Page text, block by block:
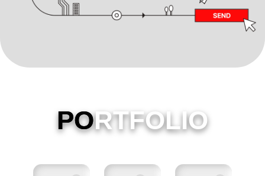
PORTFOLIO